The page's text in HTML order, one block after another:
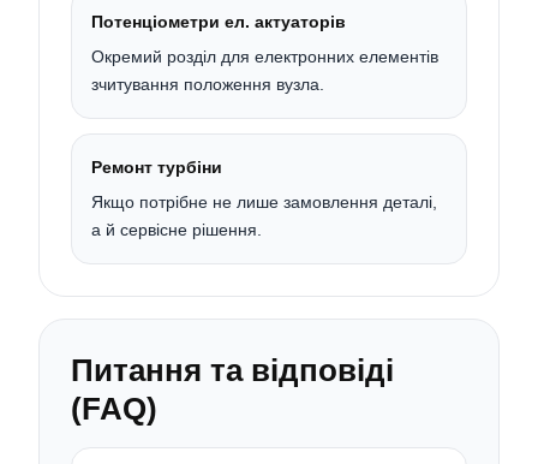
Потенціометри ел. актуаторів
Окремий розділ для електронних елементів
зчитування положення вузла.
Ремонт турбіни
Якщо потрібне не лише замовлення деталі,
а й сервісне рішення.
Питання та відповіді
(FAQ)